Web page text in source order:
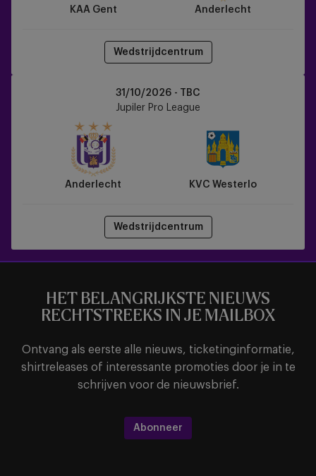
KAA Gent Anderlecht
Wedstrijdcentrum
31/10/2026 - TBC
Jupiler Pro League
Anderlecht KVC Westerlo
Wedstrijdcentrum
HET BELANGRIJKSTE NIEUWS
RECHTSTREEKS IN JE MAILBOX
Ontvang als eerste alle nieuws, ticketinginformatie,
shirtreleases of interessante promoties door je in te
schrijven voor de nieuwsbrief.
Abonneer